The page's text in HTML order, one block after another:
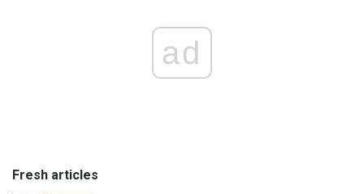
ad
Fresh articles